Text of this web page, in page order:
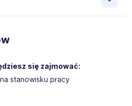
Personalnego Work &
największych niezależnych
W ciągu wielu lat naszej
przeszło 50 000 pracowników
znajdujemy pracowników dla
małych rodzinnych
Agencja jest wpisana pod nr
się zajmować:
stanowisku pracy